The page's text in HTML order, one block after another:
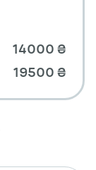
14000 ₴
19500 ₴